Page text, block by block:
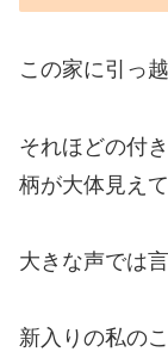
この家に引っ
それほどの付
柄が大体見えて
大きな声では
新入りの私の